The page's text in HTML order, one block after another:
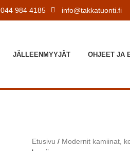
044 984 4185 info@takkatuonti.fi
JÄLLEENMYYJÄT OHJEET JA
Etusivu / Modernit kamiinat,